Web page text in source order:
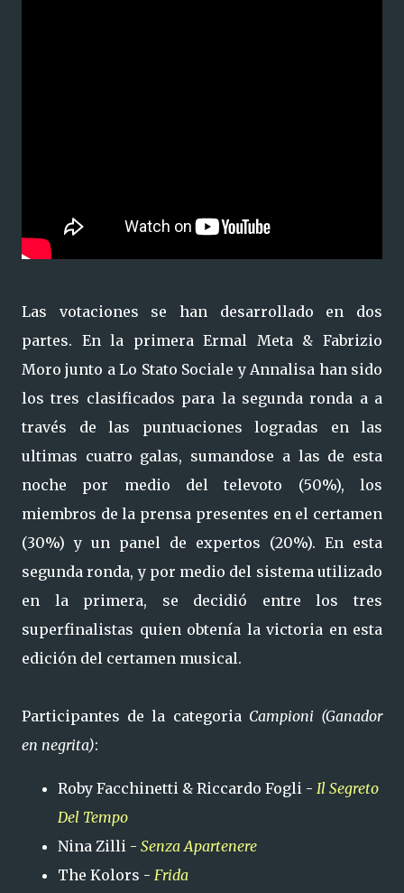
Las votaciones se han desarrollado en dos
partes. En la primeraErmal Meta & Fabrizio
Moro junto aLo Stato Sociale y Annalisa han sido
los tres clasificados para la segunda ronda a a
través de las puntuaciones logradas en las
ultimas cuatro galas, sumandose a las de esta
noche por medio del televoto (50%), los
miembros de la prensa presentes en el certamen
(30%) y un panel de expertos (20%). En esta
segunda ronda, y por medio del sistema utilizado
en la primera, se decidió entre los tres
superfinalistas quien obtenía la victoria en esta
edición del certamen musical.
Participantes de la categoria Campioni (Ganador
en negrita):
Roby Facchinetti & Riccardo Fogli - Il Segreto
Del Tempo
Nina Zilli - Senza Apartenere
The Kolors - Frida